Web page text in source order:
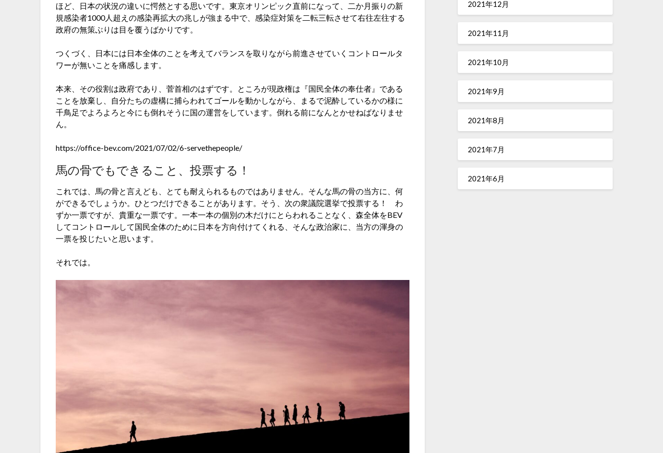
ほど、日本の状況の違いに愕然とする思いです。東京オリンピック直前になって、二か月振りの新
規感染者1000人超えの感染再拡大の兆しが強まる中で、感染症対策を二転三転させて右往左往する
政府の無策ぶりは目を覆うばかりです。
つくづく、日本には日本全体のことを考えてバランスを取りながら前進させていくコントロールタ
ワーが無いことを痛感します。
本来、その役割は政府であり、菅首相のはずです。ところが現政権は『国民全体の奉仕者』である
ことを放棄し、自分たちの虚構に捕らわれてゴールを動かしながら、まるで泥酔しているかの様に
千鳥足でよろよろと今にも倒れそうに国の運営をしています。倒れる前になんとかせねばなりませ
ん。
https://office-bev.com/2021/07/02/6-servethepeople/
馬の骨でもできること、投票する！
これでは、馬の骨と言えども、とても耐えられるものではありません。そんな馬の骨の当方に、何
ができるでしょうか。ひとつだけできることがあります。そう、次の衆議院選挙で投票する！ わ
ずか一票ですが、貴重な一票です。一本一本の個別の木だけにとらわれることなく、森全体をBEV
してコントロールして国民全体のために日本を方向付けてくれる、そんな政治家に、当方の渾身の
一票を投じたいと思います。
それでは。
2021年12月
2021年11月
2021年10月
2021年9月
2021年8月
2021年7月
2021年6月